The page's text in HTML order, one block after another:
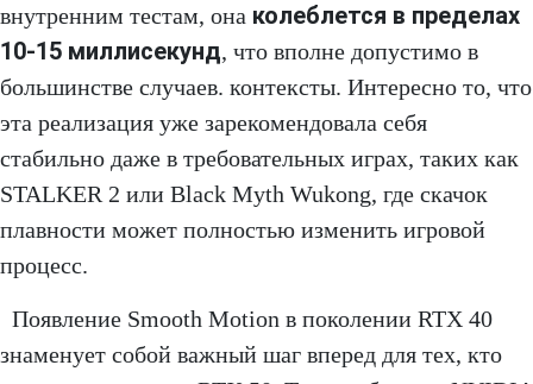
внутренним тестам, она колеблется в пределах
10-15 миллисекунд, что вполне допустимо в
большинстве случаев. контексты. Интересно то, что
эта реализация уже зарекомендовала себя
стабильно даже в требовательных играх, таких как
STALKER 2 или Black Myth Wukong, где скачок
плавности может полностью изменить игровой
процесс.
Появление Smooth Motion в поколении RTX 40
знаменует собой важный шаг вперед для тех, кто